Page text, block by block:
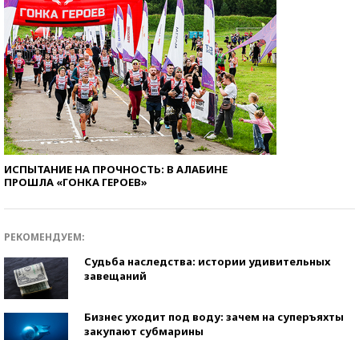
ИСПЫТАНИЕ НА ПРОЧНОСТЬ: В АЛАБИНЕ
ПРОШЛА «ГОНКА ГЕРОЕВ»
РЕКОМЕНДУЕМ:
Судьба наследства: истории удивительных
завещаний
Бизнес уходит под воду: зачем на суперъяхты
закупают субмарины